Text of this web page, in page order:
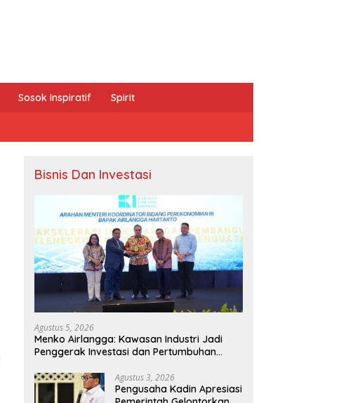
Sosok Inspiratif Spirit
Bisnis Dan Investasi
Agustus 5, 2026
Menko Airlangga: Kawasan Industri Jadi
Penggerak Investasi dan Pertumbuhan
Agustus 3, 2026
Pengusaha Kadin Apresiasi